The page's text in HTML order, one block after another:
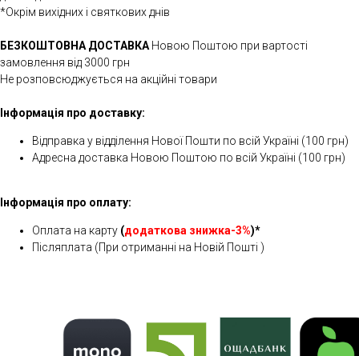
*Окрім вихідних і святкових днів
БЕЗКОШТОВНА ДОСТАВКАНовою Поштою при вартості
замовлення від 3000 грн
Не розповсюджується на акційні товари
Інформація про доставку:
Відправка у відділення Нової Пошти по всій Україні (100 грн)
Адресна доставка Новою Поштою по всій Україні (100 грн)
Інформація про оплату:
Оплата на карту (додаткова знижка-3%)*
Післяплата (При отриманні на Новій Пошті )